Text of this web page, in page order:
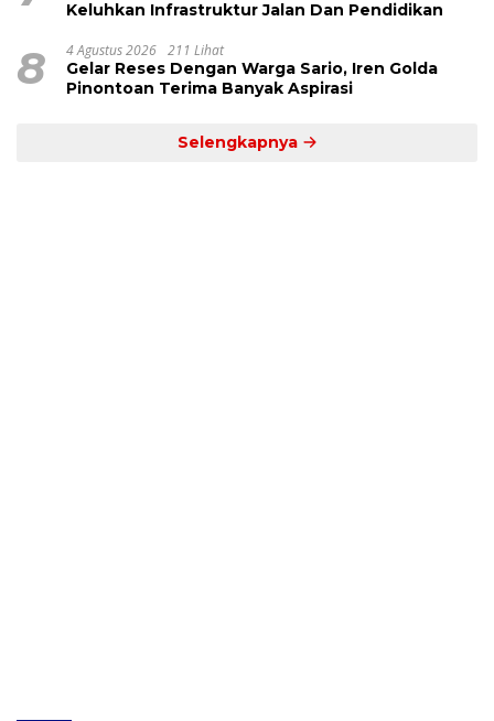
Keluhkan Infrastruktur Jalan Dan Pendidikan
8 4 Agustus 2026 211 Lihat
Gelar Reses Dengan Warga Sario, Iren Golda
Pinontoan Terima Banyak Aspirasi
Selengkapnya